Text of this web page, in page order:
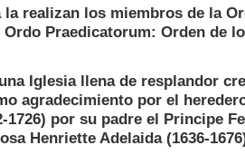
la realizan los miembros de la
Praedicatorum: Orden de
Iglesia llena de resplandor
agradecimiento por el
1726) por su padre el Principe
Henriette Adelaida (1636-